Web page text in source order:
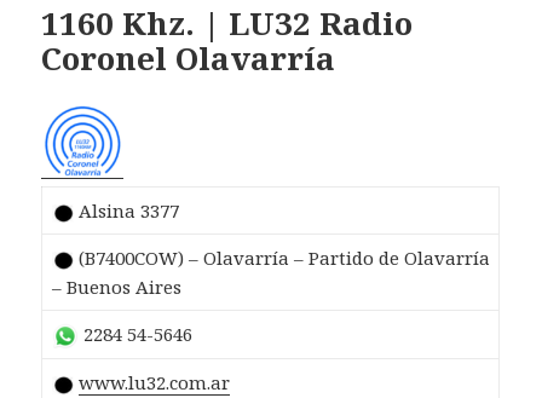
1160 Khz. | LU32 Radio
Coronel Olavarría
Alsina 3377
(B7400COW) – Olavarría – Partido de Olavarría
– Buenos Aires
2284 54-5646
www.lu32.com.ar